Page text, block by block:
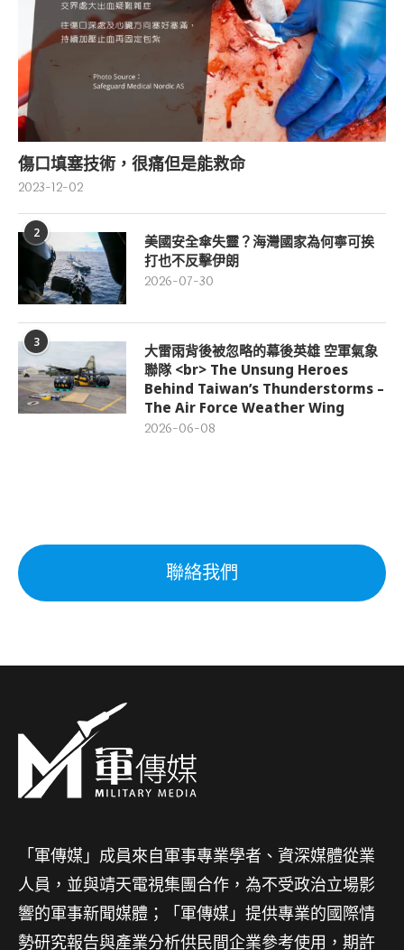
傷口填塞技術，很痛但是能救命
2023-12-02
2
美國安全傘失靈？海灣國家為何寧可挨
打也不反擊伊朗
2026-07-30
3
大雷雨背後被忽略的幕後英雄 空軍氣象
聯隊 <br> The Unsung Heroes
Behind Taiwan’s Thunderstorms –
The Air Force Weather Wing
2026-06-08
聯絡我們
「軍傳媒」成員來自軍事專業學者、資深媒體從業
人員，並與靖天電視集團合作，為不受政治立場影
響的軍事新聞媒體；「軍傳媒」提供專業的國際情
勢研究報告與產業分析供民間企業參考使用，期許